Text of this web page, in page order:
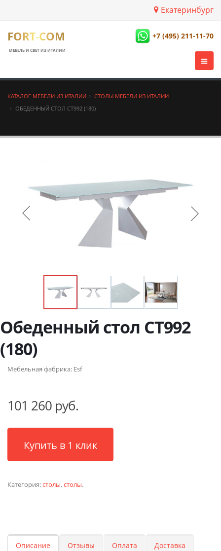
Екатеринбург
FORT-COM
МЕБЕЛЬ И СВЕТ ИЗ ИТАЛИИ
+7 (495) 211-11-70
КАТАЛОГ МЕБЕЛИ ИЗ ИТАЛИИ
СТОЛЫ МЕБЕЛИ ИЗ ИТАЛИИ
ОБЕДЕННЫЙ СТОЛ CT992 (180)
Обеденный стол CT992
(180)
Мебельная фабрика: Esf
101 260 руб.
Купить в 1 клик
Категория:столы,столы.
Описание Отзывы Оплата Доставка